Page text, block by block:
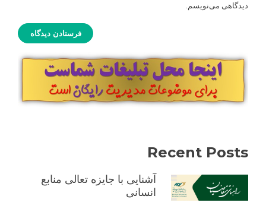
دیدگاهی می‌نویسم.
Recent Posts
آشنایی با جایزه تعالی منابع
انسانی